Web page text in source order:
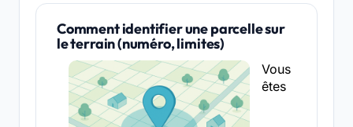
Comment identifier une parcelle sur
le terrain (numéro, limites)
Vous
êtes